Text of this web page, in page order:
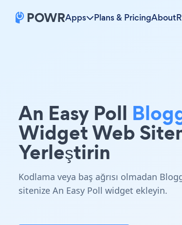
Apps Plans & PricingAbout
An Easy Poll
Widget Web
Yerleştirin
Kodlama veya baş ağrısı olmadan
sitenize An Easy Poll widget ekleyin.